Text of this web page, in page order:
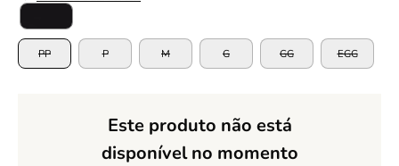
Color
TAMANHO
PP P M G GG EGG
Este produto não está
disponível no momento